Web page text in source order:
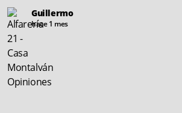
Guillermo
hace 1 mes